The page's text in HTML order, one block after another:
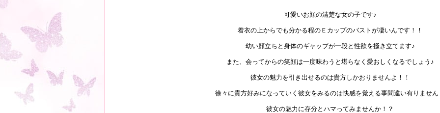
可愛いお顔の清楚な女の子です♪
着衣の上からでも分かる程のＥカップのバストが凄いんです！！
幼い顔立ちと身体のギャップが一段と性欲を掻き立てます♪
また、会ってからの笑顔は一度味わうと堪らなく愛おしくなるでしょう♪
彼女の魅力を引き出せるのは貴方しかおりませんよ！！
徐々に貴方好みになっていく彼女をみるのは快感を覚える事間違い有りません
彼女の魅力に存分とハマってみませんか！？